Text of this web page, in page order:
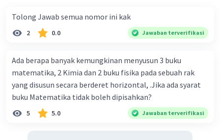
Tolong Jawab semua nomor ini kak
2 0.0 Jawaban terverifikasi
Ada berapa banyak kemungkinan menyusun 3 buku
matematika, 2 Kimia dan 2 buku fisika pada sebuah rak
yang disusun secara berderet horizontal, .Jika ada syarat
buku Matematika tidak boleh dipisahkan?
5 5.0 Jawaban terverifikasi